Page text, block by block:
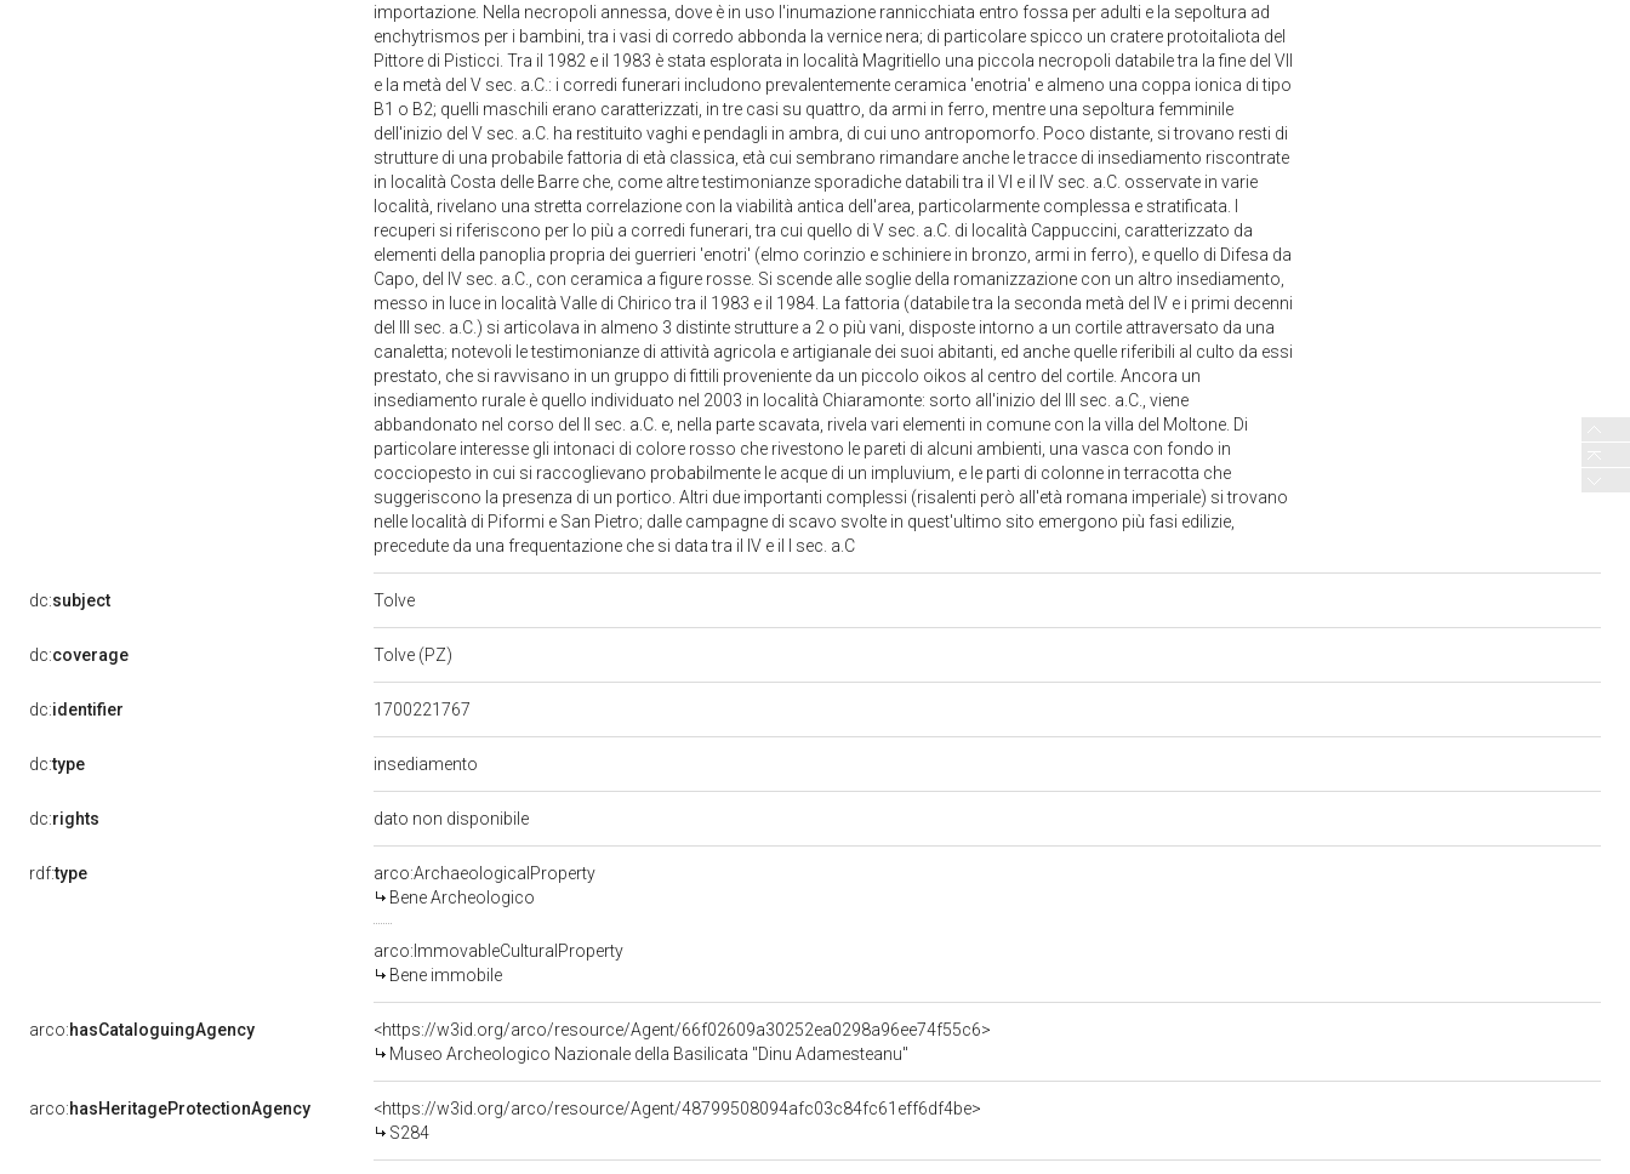
importazione. Nella necropoli annessa, dove è in uso l'inumazione rannicchiata entro fossa per adulti e la sepoltura ad
enchytrismos per i bambini, tra i vasi di corredo abbonda la vernice nera; di particolare spicco un cratere protoitaliota del
Pittore di Pisticci. Tra il 1982 e il 1983 è stata esplorata in località Magritiello una piccola necropoli databile tra la fine del VII
e la metà del V sec. a.C.: i corredi funerari includono prevalentemente ceramica 'enotria' e almeno una coppa ionica di tipo
B1 o B2; quelli maschili erano caratterizzati, in tre casi su quattro, da armi in ferro, mentre una sepoltura femminile
dell'inizio del V sec. a.C. ha restituito vaghi e pendagli in ambra, di cui uno antropomorfo. Poco distante, si trovano resti di
strutture di una probabile fattoria di età classica, età cui sembrano rimandare anche le tracce di insediamento riscontrate
in località Costa delle Barre che, come altre testimonianze sporadiche databili tra il VI e il IV sec. a.C. osservate in varie
località, rivelano una stretta correlazione con la viabilità antica dell'area, particolarmente complessa e stratificata. I
recuperi si riferiscono per lo più a corredi funerari, tra cui quello di V sec. a.C. di località Cappuccini, caratterizzato da
elementi della panoplia propria dei guerrieri 'enotri' (elmo corinzio e schiniere in bronzo, armi in ferro), e quello di Difesa da
Capo, del IV sec. a.C., con ceramica a figure rosse. Si scende alle soglie della romanizzazione con un altro insediamento,
messo in luce in località Valle di Chirico tra il 1983 e il 1984. La fattoria (databile tra la seconda metà del IV e i primi decenni
del III sec. a.C.) si articolava in almeno 3 distinte strutture a 2 o più vani, disposte intorno a un cortile attraversato da una
canaletta; notevoli le testimonianze di attività agricola e artigianale dei suoi abitanti, ed anche quelle riferibili al culto da essi
prestato, che si ravvisano in un gruppo di fittili proveniente da un piccolo oikos al centro del cortile. Ancora un
insediamento rurale è quello individuato nel 2003 in località Chiaramonte: sorto all'inizio del III sec. a.C., viene
abbandonato nel corso del II sec. a.C. e, nella parte scavata, rivela vari elementi in comune con la villa del Moltone. Di
particolare interesse gli intonaci di colore rosso che rivestono le pareti di alcuni ambienti, una vasca con fondo in
cocciopesto in cui si raccoglievano probabilmente le acque di un impluvium, e le parti di colonne in terracotta che
suggeriscono la presenza di un portico. Altri due importanti complessi (risalenti però all'età romana imperiale) si trovano
nelle località di Piformi e San Pietro; dalle campagne di scavo svolte in quest'ultimo sito emergono più fasi edilizie,
precedute da una frequentazione che si data tra il IV e il I sec. a.C
dc:subject Tolve
dc:coverage Tolve (PZ)
dc:identifier 1700221767
dc:type insediamento
dc:rights dato non disponibile
rdf:type
arco:ArchaeologicalProperty
Bene Archeologico
arco:ImmovableCulturalProperty
Bene immobile
arco:hasCataloguingAgency
<https://w3id.org/arco/resource/Agent/66f02609a30252ea0298a96ee74f55c6>
Museo Archeologico Nazionale della Basilicata "Dinu Adamesteanu"
arco:hasHeritageProtectionAgency
<https://w3id.org/arco/resource/Agent/48799508094afc03c84fc61eff6df4be>
S284